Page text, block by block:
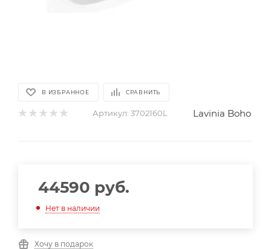
В ИЗБРАННОЕ СРАВНИТЬ
Артикул: 3702160L Lavinia Boho
44590 руб.
Нет в наличии
Хочу в подарок